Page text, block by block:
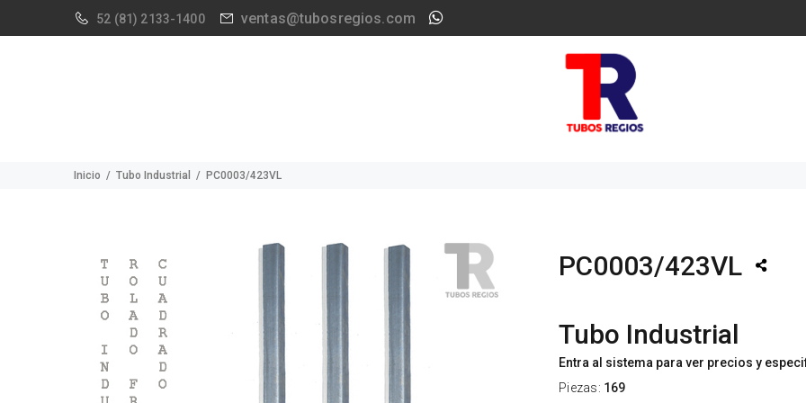
52 (81) 2133-1400 ventas@tubosregios.com
Inicio Tubo Industrial PC0003/423VL
PC0003/423VL
Tubo Industrial
Entra al sistema para ver precios y
Piezas: 169